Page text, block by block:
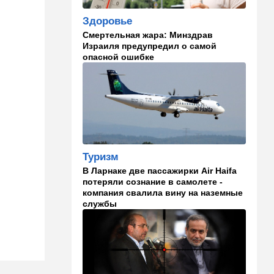
армии и героизм бойцов
15:36 В мире
Еще одно громкое
покушение в РФ:
производитель "Упырей" - в
реанимации
Здоровье
человека и дирижер
иммунной системы
14:45 Ближний Восток
Даже Пезешкиан психанул:
загадка Моджтабы Хаменеи
становится все страннее
В мире
Теперь и Куба заговорила о
геноциде, но Израиль в
данном случае ни при чем
Здоровье
Смертельная жара: Минздрав
Израиля предупредил о самой
опасной ошибке
Туризм
В Ларнаке две пассажирки Air Haifa
потеряли сознание в самолете -
компания свалила вину на наземные
службы